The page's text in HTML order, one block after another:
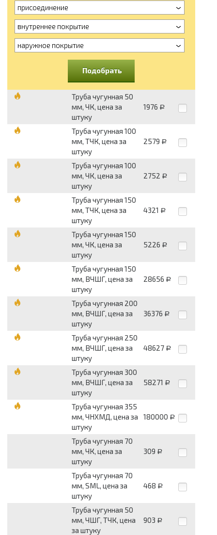
присоединение
внутреннее покрытие
наружное покрытие
Подобрать
Труба чугунная 50
мм, ЧК, цена за
штуку
1976 Р
Труба чугунная 100
мм, ТЧК, цена за
штуку
2579 Р
Труба чугунная 100
мм, ЧК, цена за
штуку
2752 Р
Труба чугунная 150
мм, ТЧК, цена за
штуку
4321 Р
Труба чугунная 150
мм, ЧК, цена за
штуку
5226 Р
Труба чугунная 150
мм, ВЧШГ, цена за
штуку
28656 Р
Труба чугунная 200
мм, ВЧШГ, цена за
штуку
36376 Р
Труба чугунная 250
мм, ВЧШГ, цена за
штуку
48627 Р
Труба чугунная 300
мм, ВЧШГ, цена за
штуку
58271 Р
Труба чугунная 355
мм, ЧНХМД, цена за
штуку
180000 Р
Труба чугунная 70
мм, ЧК, цена за
штуку
309 Р
Труба чугунная 70
мм, SML, цена за
штуку
468 Р
Труба чугунная 50
мм, ЧШГ, ТЧК, цена
за штуку
903 Р